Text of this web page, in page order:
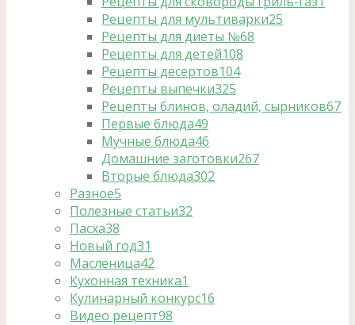
Рецепты для мультиварки25
Рецепты для диеты №68
Рецепты для детей108
Рецепты десертов104
Рецепты выпечки325
Рецепты блинов, оладий, сырников67
Первые блюда49
Мучные блюда46
Домашние заготовки267
Вторые блюда302
Разное5
Полезные статьи32
Пасха38
Новый год31
Масленица42
Кухонная техника1
Кулинарный конкурс16
Видео рецепт98